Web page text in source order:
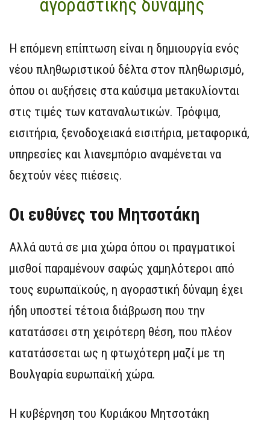
αγοραστικής δύναμης
Η επόμενη επίπτωση είναι η δημιουργία ενός
νέου πληθωριστικού δέλτα στον πληθωρισμό,
όπου οι αυξήσεις στα καύσιμα μετακυλίονται
στις τιμές των καταναλωτικών. Τρόφιμα,
εισιτήρια, ξενοδοχειακά εισιτήρια, μεταφορικά,
υπηρεσίες και λιανεμπόριο αναμένεται να
δεχτούν νέες πιέσεις.
Οι ευθύνες του Μητσοτάκη
Αλλά αυτά σε μια χώρα όπου οι πραγματικοί
μισθοί παραμένουν σαφώς χαμηλότεροι από
τους ευρωπαϊκούς, η αγοραστική δύναμη έχει
ήδη υποστεί τέτοια διάβρωση που την
κατατάσσει στη χειρότερη θέση, που πλέον
κατατάσσεται ως η φτωχότερη μαζί με τη
Βουλγαρία ευρωπαϊκή χώρα.
Η κυβέρνηση του Κυριάκου Μητσοτάκη